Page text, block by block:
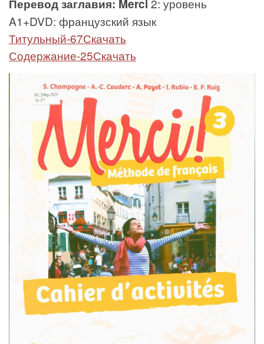
Перевод заглавия: Merci
A1+DVD: французский язык
Титульный-67Скачать
Содержание-25Скачать